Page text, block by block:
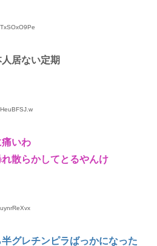
居ない定期
いわ
散らかしてとるやんけ
グレチンピラばっかになった